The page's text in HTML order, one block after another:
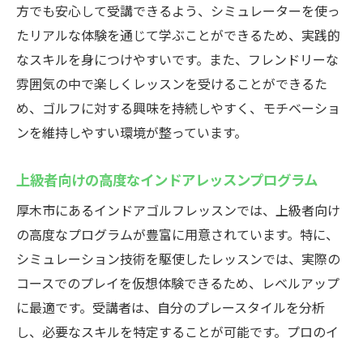
方でも安心して受講できるよう、シミュレーターを使っ
たリアルな体験を通じて学ぶことができるため、実践的
なスキルを身につけやすいです。また、フレンドリーな
雰囲気の中で楽しくレッスンを受けることができるた
め、ゴルフに対する興味を持続しやすく、モチベーショ
ンを維持しやすい環境が整っています。
上級者向けの高度なインドアレッスンプログラム
厚木市にあるインドアゴルフレッスンでは、上級者向け
の高度なプログラムが豊富に用意されています。特に、
シミュレーション技術を駆使したレッスンでは、実際の
コースでのプレイを仮想体験できるため、レベルアップ
に最適です。受講者は、自分のプレースタイルを分析
し、必要なスキルを特定することが可能です。プロのイ